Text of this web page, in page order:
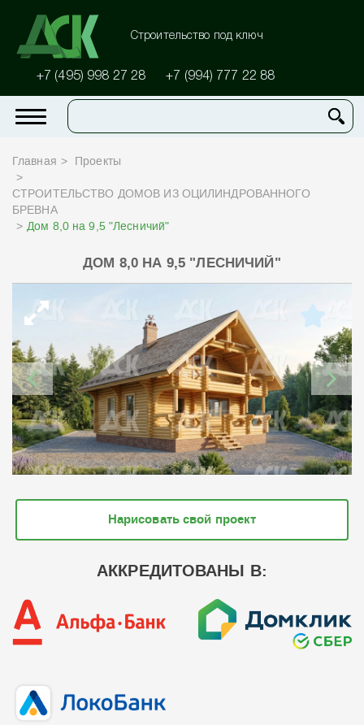
Строительство под ключ
+7 (495) 998 27 28 +7 (994) 777 22 88
Главная Проекты
СТРОИТЕЛЬСТВО ДОМОВ ИЗ ОЦИЛИНДРОВАННОГО
БРЕВНА
Дом 8,0 на 9,5 "Лесничий"
ДОМ 8,0 НА 9,5 "ЛЕСНИЧИЙ"
Нарисовать свой проект
АККРЕДИТОВАНЫ В: